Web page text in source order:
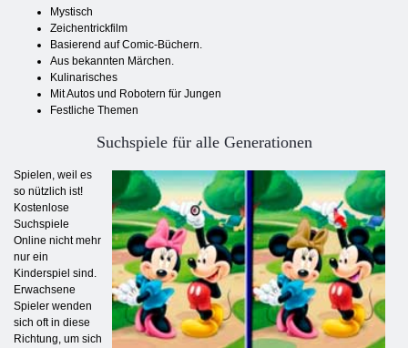
Mystisch
Zeichentrickfilm
Basierend auf Comic-Büchern.
Aus bekannten Märchen.
Kulinarisches
Mit Autos und Robotern für Jungen
Festliche Themen
Suchspiele für alle Generationen
Spielen, weil es
so nützlich ist!
Kostenlose
Suchspiele
Online nicht mehr
nur ein
Kinderspiel sind.
Erwachsene
Spieler wenden
sich oft in diese
Richtung, um sich